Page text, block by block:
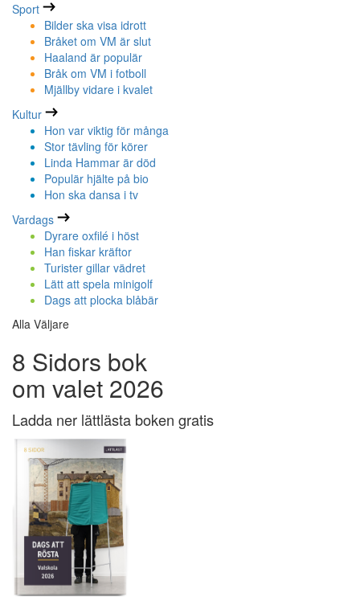
Sport
Bilder ska visa idrott
Bråket om VM är slut
Haaland är populär
Bråk om VM i fotboll
Mjällby vidare i kvalet
Kultur
Hon var viktig för många
Stor tävling för körer
Linda Hammar är död
Populär hjälte på bio
Hon ska dansa i tv
Vardags
Dyrare oxfilé i höst
Han fiskar kräftor
Turister gillar vädret
Lätt att spela minigolf
Dags att plocka blåbär
Alla Väljare
8 Sidors bok
om valet 2026
Ladda ner lättlästa boken gratis